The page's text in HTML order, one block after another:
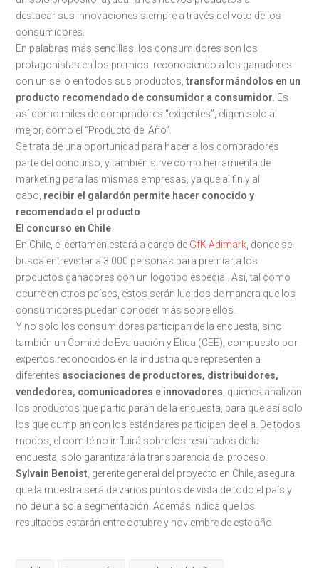
destacar sus innovaciones siempre a través del voto de los
consumidores.
En palabras más sencillas, los consumidores son los
protagonistas en los premios, reconociendo a los ganadores
con un sello en todos sus productos,transformándolos en un
producto recomendado de consumidor a consumidor. Es
así como miles de compradores “exigentes”, eligen solo al
mejor, como el “Producto del Año”.
Se trata de una oportunidad para hacer a los compradores
parte del concurso, y también sirve como herramienta de
marketing para las mismas empresas, ya que al fin y al
cabo, recibir el galardón permite hacer conocido y
recomendado el producto
El concurso en Chile
En Chile, el certamen estará a cargo de GfK Adimark , donde se
busca entrevistar a 3.000 personas para premiar a los
productos ganadores con un logotipo especial. Así, tal como
ocurre en otros países, estos serán lucidos de manera que los
consumidores puedan conocer más sobre ellos.
Y no solo los consumidores participan de la encuesta, sino
también un Comité de Evaluación y Ética (CEE), compuesto por
expertos reconocidos en la industria que representen a
diferentes asociaciones de productores, distribuidores,
vendedores, comunicadores e innovadores , quienes analizan
los productos que participarán de la encuesta, para que así solo
los que cumplan con los estándares participen de ella. De todos
modos, el comité no influirá sobre los resultados de la
encuesta, solo garantizará la transparencia del proceso.
Sylvain Benoist , gerente general del proyecto en Chile, asegura
que la muestra será de varios puntos de vista de todo el país y
no de una sola segmentación. Además indica que los
resultados estarán entre octubre y noviembre de este año.